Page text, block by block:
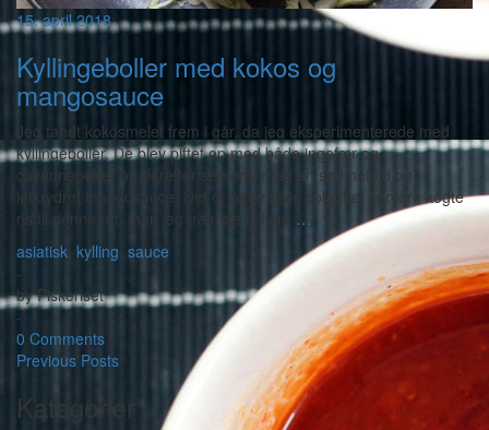
15. april 2018
Kyllingeboller med kokos og
mangosauce
Jeg fandt kokosmelet frem i går, da jeg eksperimenterede med
kyllingeboller. De blev piftet op med både ingefær og
cayennepeber og derefter serveret med en sødmefuld og
letkrydret mangosauce. Det er naturligvis oplagt at servere kogte
ris til denne ret, men jeg trængte til flere …
asiatisk kylling sauce
-
byPiskeriset
-
0 Comments
Previous Posts
Kategorier